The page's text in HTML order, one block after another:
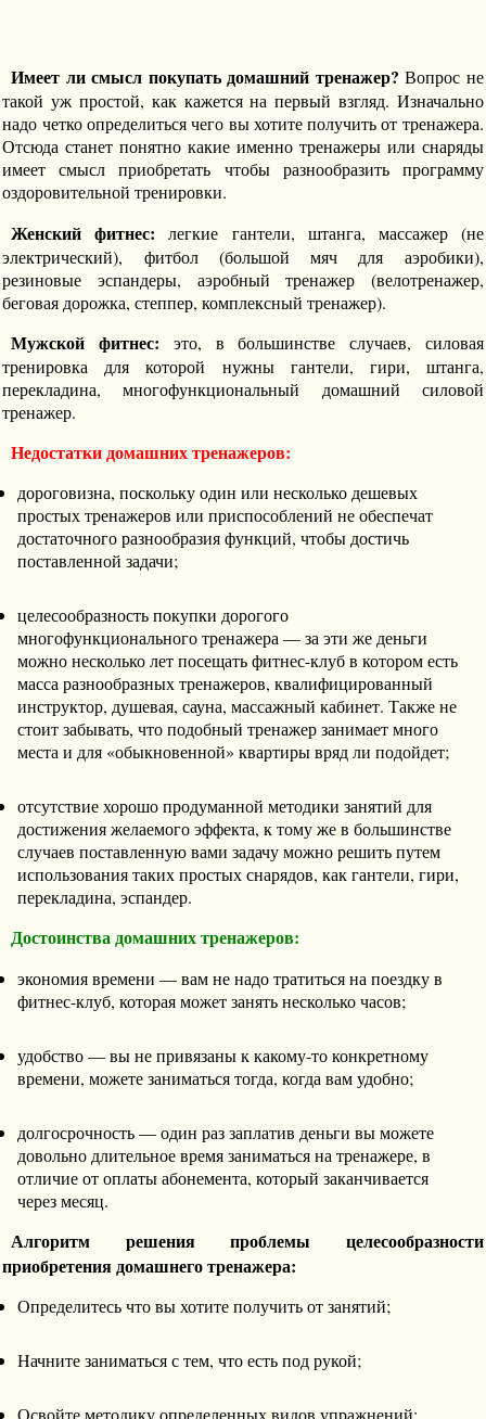
Имеет ли смысл покупать домашний тренажер? Вопрос не
такой уж простой, как кажется на первый взгляд. Изначально
надо четко определиться чего вы хотите получить от тренажера.
Отсюда станет понятно какие именно тренажеры или снаряды
имеет смысл приобретать чтобы разнообразить программу
оздоровительной тренировки.
Женский фитнес: легкие гантели, штанга, массажер (не
электрический), фитбол (большой мяч для аэробики),
резиновые эспандеры, аэробный тренажер (велотренажер,
беговая дорожка, степпер, комплексный тренажер).
Мужской фитнес: это, в большинстве случаев, силовая
тренировка для которой нужны гантели, гири, штанга,
перекладина, многофункциональный домашний силовой
тренажер.
Недостатки домашних тренажеров:
дороговизна, поскольку один или несколько дешевых
простых тренажеров или приспособлений не обеспечат
достаточного разнообразия функций, чтобы достичь
поставленной задачи;
целесообразность покупки дорогого
многофункционального тренажера — за эти же деньги
можно несколько лет посещать фитнес-клуб в котором есть
масса разнообразных тренажеров, квалифицированный
инструктор, душевая, сауна, массажный кабинет. Также не
стоит забывать, что подобный тренажер занимает много
места и для «обыкновенной» квартиры вряд ли подойдет;
отсутствие хорошо продуманной методики занятий для
достижения желаемого эффекта, к тому же в большинстве
случаев поставленную вами задачу можно решить путем
использования таких простых снарядов, как гантели, гири,
перекладина, эспандер.
Достоинства домашних тренажеров:
экономия времени — вам не надо тратиться на поездку в
фитнес-клуб, которая может занять несколько часов;
удобство — вы не привязаны к какому-то конкретному
времени, можете заниматься тогда, когда вам удобно;
долгосрочность — один раз заплатив деньги вы можете
довольно длительное время заниматься на тренажере, в
отличие от оплаты абонемента, который заканчивается
через месяц.
Алгоритм решения проблемы целесообразности
приобретения домашнего тренажера:
Определитесь что вы хотите получить от занятий;
Начните заниматься с тем, что есть под рукой;
Освойте методику определенных видов упражнений;